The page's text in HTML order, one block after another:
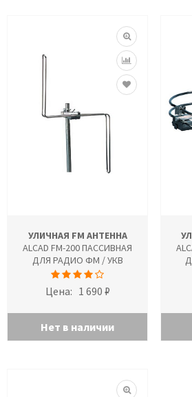
УЛИЧНАЯ FM АНТЕННА
ALCAD FM-200 ПАССИВНАЯ
ДЛЯ РАДИО ФМ / УКВ
Цена: 1 690 ₽
Нет в наличии